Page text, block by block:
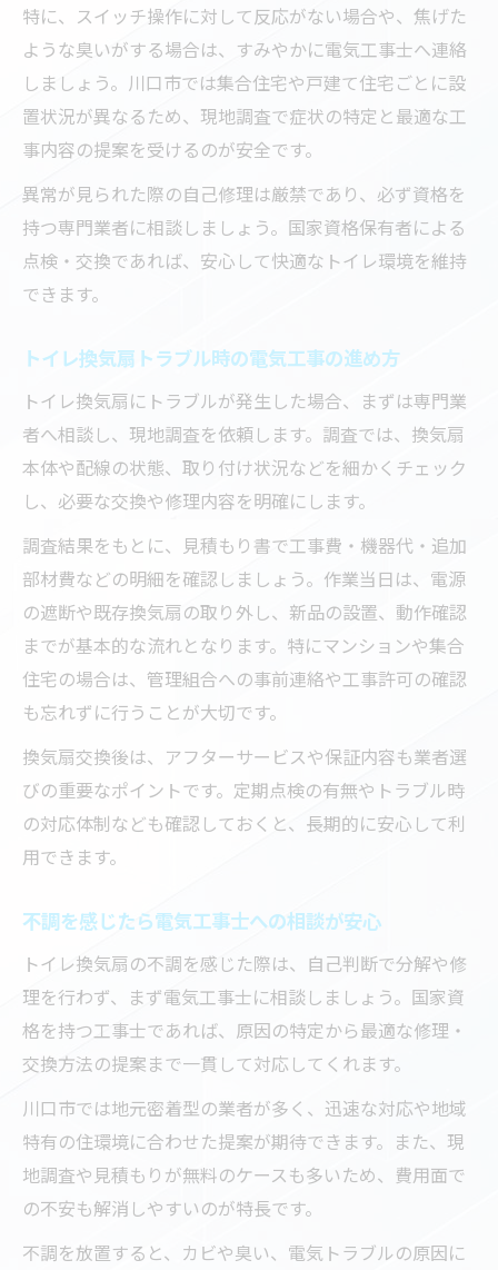
特に、スイッチ操作に対して反応がない場合や、焦げた
ような臭いがする場合は、すみやかに電気工事士へ連絡
しましょう。川口市では集合住宅や戸建て住宅ごとに設
置状況が異なるため、現地調査で症状の特定と最適な工
事内容の提案を受けるのが安全です。
異常が見られた際の自己修理は厳禁であり、必ず資格を
持つ専門業者に相談しましょう。国家資格保有者による
点検・交換であれば、安心して快適なトイレ環境を維持
できます。
トイレ換気扇トラブル時の電気工事の進め方
トイレ換気扇にトラブルが発生した場合、まずは専門業
者へ相談し、現地調査を依頼します。調査では、換気扇
本体や配線の状態、取り付け状況などを細かくチェック
し、必要な交換や修理内容を明確にします。
調査結果をもとに、見積もり書で工事費・機器代・追加
部材費などの明細を確認しましょう。作業当日は、電源
の遮断や既存換気扇の取り外し、新品の設置、動作確認
までが基本的な流れとなります。特にマンションや集合
住宅の場合は、管理組合への事前連絡や工事許可の確認
も忘れずに行うことが大切です。
換気扇交換後は、アフターサービスや保証内容も業者選
びの重要なポイントです。定期点検の有無やトラブル時
の対応体制なども確認しておくと、長期的に安心して利
用できます。
不調を感じたら電気工事士への相談が安心
トイレ換気扇の不調を感じた際は、自己判断で分解や修
理を行わず、まず電気工事士に相談しましょう。国家資
格を持つ工事士であれば、原因の特定から最適な修理・
交換方法の提案まで一貫して対応してくれます。
川口市では地元密着型の業者が多く、迅速な対応や地域
特有の住環境に合わせた提案が期待できます。また、現
地調査や見積もりが無料のケースも多いため、費用面で
の不安も解消しやすいのが特長です。
不調を放置すると、カビや臭い、電気トラブルの原因に